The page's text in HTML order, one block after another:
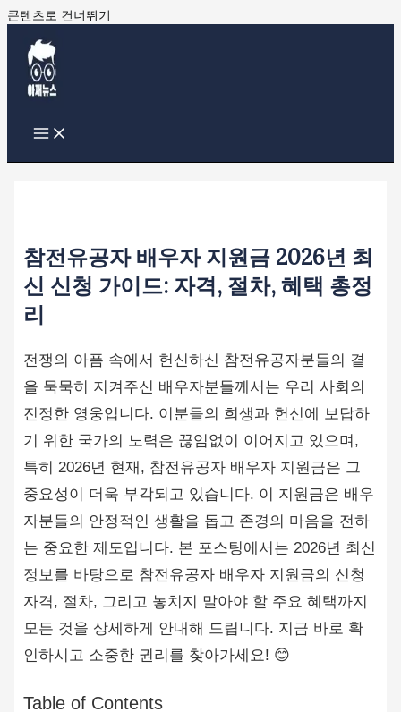
콘텐츠로 건너뛰기
참전유공자 배우자 지원금 2026년 최
신 신청 가이드: 자격, 절차, 혜택 총정
리
전쟁의 아픔 속에서 헌신하신 참전유공자분들의 곁
을 묵묵히 지켜주신 배우자분들께서는 우리 사회의
진정한 영웅입니다. 이분들의 희생과 헌신에 보답하
기 위한 국가의 노력은 끊임없이 이어지고 있으며,
특히 2026년 현재, 참전유공자 배우자 지원금은 그
중요성이 더욱 부각되고 있습니다. 이 지원금은 배우
자분들의 안정적인 생활을 돕고 존경의 마음을 전하
는 중요한 제도입니다. 본 포스팅에서는 2026년 최신
정보를 바탕으로 참전유공자 배우자 지원금의 신청
자격, 절차, 그리고 놓치지 말아야 할 주요 혜택까지
모든 것을 상세하게 안내해 드립니다. 지금 바로 확
인하시고 소중한 권리를 찾아가세요! 😊
Table of Contents